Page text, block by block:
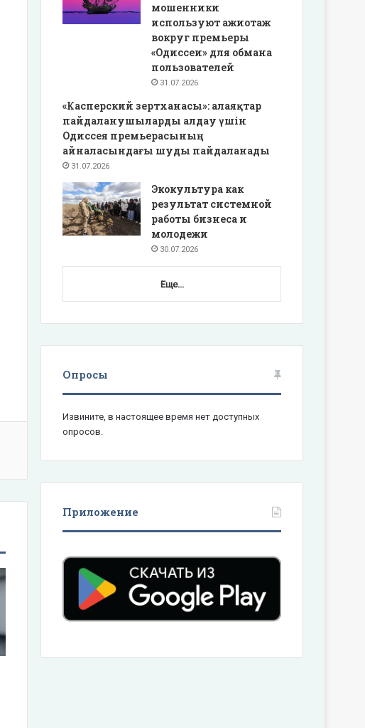
мошенники
используют ажиотаж
вокруг премьеры
«Одиссеи» для обмана
пользователей
31.07.2026
«Касперский зертханасы»: алаяқтар
пайдаланушыларды алдау үшін
Одиссея премьерасының
айналасындағы шуды пайдаланады
31.07.2026
Экокультура как
результат системной
работы бизнеса и
молодежи
30.07.2026
Еще...
Опросы
Извините, в настоящее время нет доступных
опросов.
Приложение